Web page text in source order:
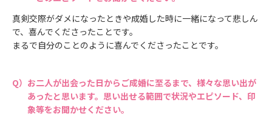
真剣交際がダメになったときや成婚した時に一緒になって悲しん
で、喜んでくださったことです。
まるで自分のことのように喜んでくださったことです。
お二人が出会った日からご成婚に至るまで、様々な思い出が
あったと思います。思い出せる範囲で状況やエピソード、印
象等をお聞かせください。